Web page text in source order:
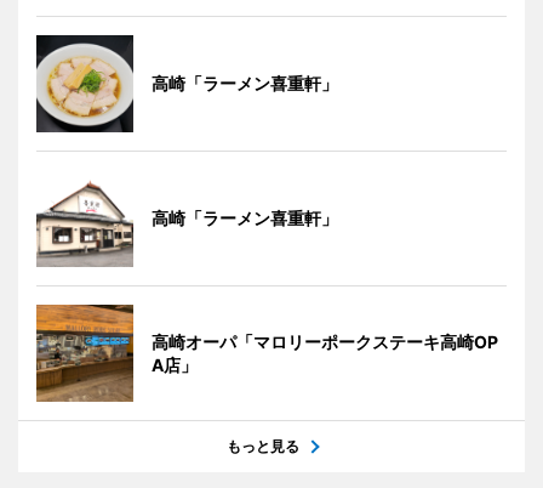
高崎「ラーメン喜重軒」
高崎「ラーメン喜重軒」
高崎オーパ「マロリーポークステーキ高崎OP
A店」
もっと見る